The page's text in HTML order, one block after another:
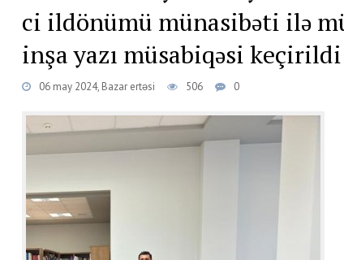
ci ildönümü münasibəti ilə
inşa yazı müsabiqəsi keçirildi
06 may 2024, Bazar ertəsi 506 0